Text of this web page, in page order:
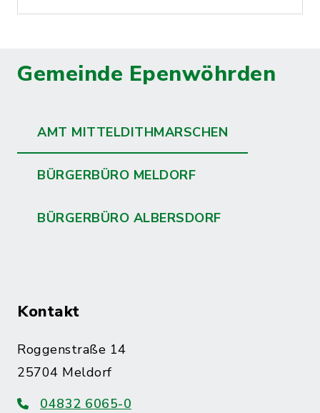
Gemeinde Epenwöhrden
AMT MITTELDITHMARSCHEN
BÜRGERBÜRO MELDORF
BÜRGERBÜRO ALBERSDORF
Kontakt
Roggenstraße 14
25704 Meldorf
04832 6065-0